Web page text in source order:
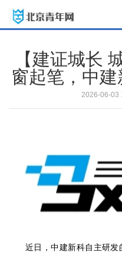
【建证城长
窗起笔，中建
2026-06-
近日，中建新科自主研发